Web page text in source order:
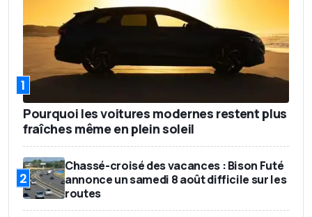
1
Pourquoi les voitures modernes restent plus
fraîches même en plein soleil
2
Chassé-croisé des vacances : Bison Futé
annonce un samedi 8 août difficile sur les
routes